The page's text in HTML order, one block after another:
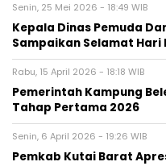
Senin, 25 Mei 2026 - 18:49 WIB
Kepala Dinas Pemuda
Sampaikan Selamat Hari
Rabu, 15 April 2026 - 18:18 WIB
Pemerintah Kampung
Tahap Pertama 2026
Senin, 6 April 2026 - 19:26 WIB
Pemkab Kutai Barat